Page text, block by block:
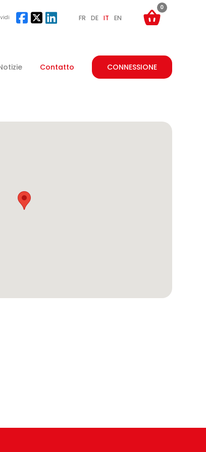
Contatto CONNESSIONE
FR DE IT EN
0